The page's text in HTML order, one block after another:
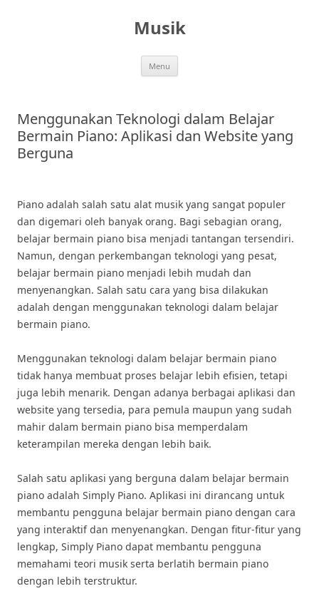
Musik
Menu
Menggunakan Teknologi dalam Belajar
Bermain Piano: Aplikasi dan Website yang
Berguna
Piano adalah salah satu alat musik yang sangat populer
dan digemari oleh banyak orang. Bagi sebagian orang,
belajar bermain piano bisa menjadi tantangan tersendiri.
Namun, dengan perkembangan teknologi yang pesat,
belajar bermain piano menjadi lebih mudah dan
menyenangkan. Salah satu cara yang bisa dilakukan
adalah dengan menggunakan teknologi dalam belajar
bermain piano.
Menggunakan teknologi dalam belajar bermain piano
tidak hanya membuat proses belajar lebih efisien, tetapi
juga lebih menarik. Dengan adanya berbagai aplikasi dan
website yang tersedia, para pemula maupun yang sudah
mahir dalam bermain piano bisa memperdalam
keterampilan mereka dengan lebih baik.
Salah satu aplikasi yang berguna dalam belajar bermain
piano adalah Simply Piano. Aplikasi ini dirancang untuk
membantu pengguna belajar bermain piano dengan cara
yang interaktif dan menyenangkan. Dengan fitur-fitur yang
lengkap, Simply Piano dapat membantu pengguna
memahami teori musik serta berlatih bermain piano
dengan lebih terstruktur.